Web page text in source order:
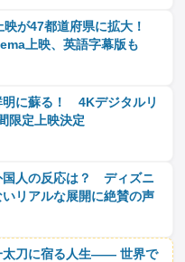
映が47都道府県に拡大！
上映、英語字幕版も
明に蘇る！ 4Kデジタルリ
限定上映決定
国人の反応は？ ディズニ
リアルな展開に絶賛の声
太刀に宿る人生―― 世界で